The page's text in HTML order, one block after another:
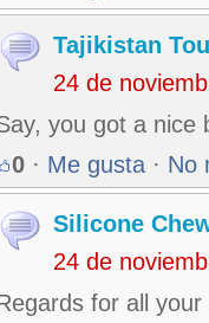
Tajikistan
24 de
you got a nice
0 · Me gusta · No
Silicone
24 de
for all